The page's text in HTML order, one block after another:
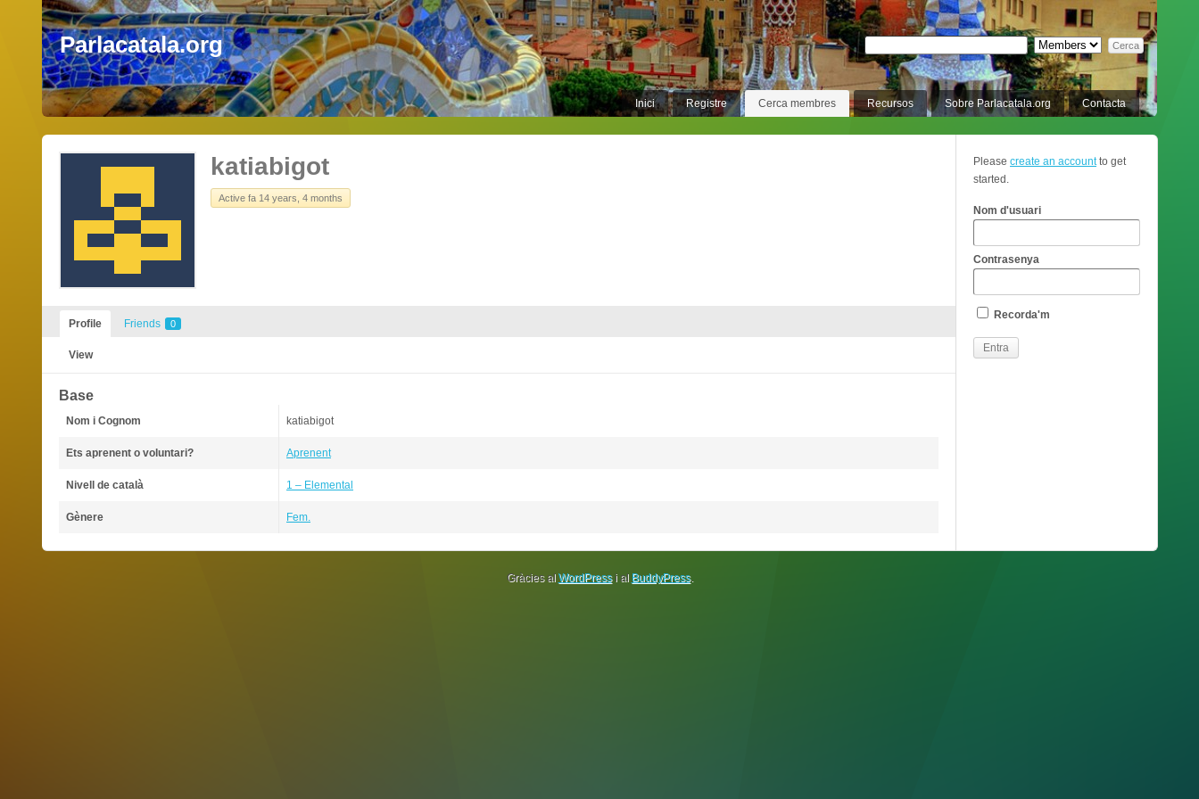
Parlacatala.org
Inici Registre Cerca membres Recursos Sobre Parlacatala.org Contacta
katiabigot
Active fa 14 years, 4 months
Profile Friends 0
View
Base
Nom i Cognom katiabigot
Ets aprenent o voluntari? Aprenent
Nivell de català 1 – Elemental
Gènere Fem.
Please create an accountto get
started.
Nom d'usuari
Contrasenya
Recorda'm
Gràcies al WordPressi al BuddyPress.